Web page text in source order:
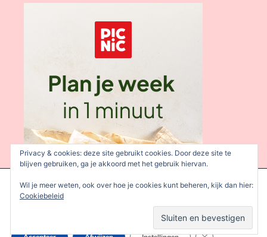
We gebruiken cookies om je de beste ervaring op onze site te
bieden.
Je kunt meer informatie vinden over welke cookies we gebruiken
Sluit AVG/
Privacy & cookies: deze site gebruikt cookies. Door deze site te
blijven gebruiken, ga je akkoord met het gebruik hiervan.
Wil je meer weten, ook over hoe je cookies kunt beheren, kijk dan hier:
Cookiebeleid